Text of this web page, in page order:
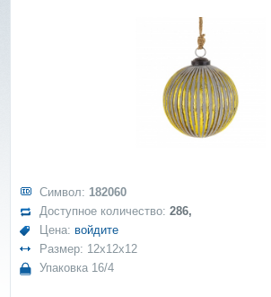
Символ: 182060
Доступное количество:286,
Цена: войдите
Размер: 12x12x12
Упаковка 16/4